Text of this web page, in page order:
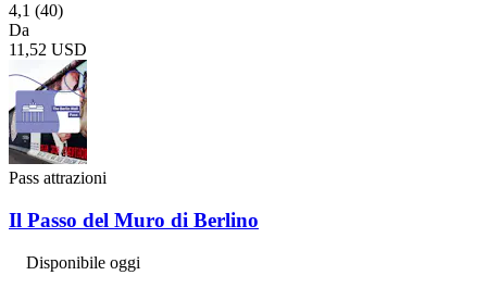
4,1 (40)
Da
11,52 USD
Pass attrazioni
Il Passo del Muro di Berlino
Disponibile oggi